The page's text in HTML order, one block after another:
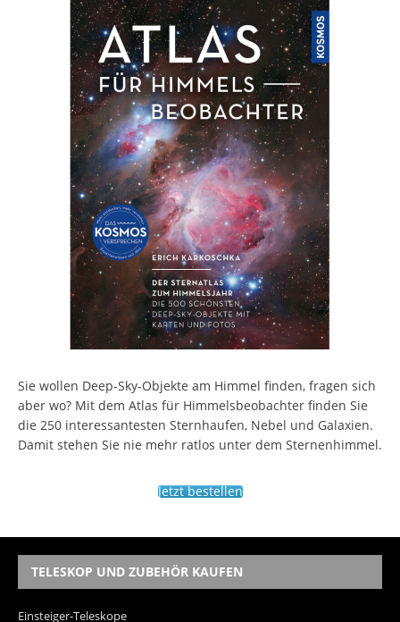
Sie wollen Deep-Sky-Objekte am Himmel finden, fragen sich
aber wo? Mit dem Atlas für Himmelsbeobachter finden Sie
die 250 interessantesten Sternhaufen, Nebel und Galaxien.
Damit stehen Sie nie mehr ratlos unter dem Sternenhimmel.
Jetzt bestellen
TELESKOP UND ZUBEHÖR KAUFEN
Einsteiger-Teleskope